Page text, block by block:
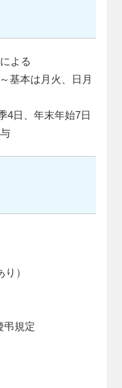
よる
基本は月火、日月
4日、年末年始7日
）
弔規定